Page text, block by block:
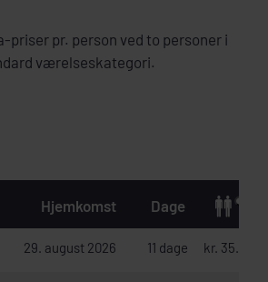
priser pr. person ved to personer i
værelseskategori.
Hjemkomst Dage
29. august 2026 11 dage kr. 35.980